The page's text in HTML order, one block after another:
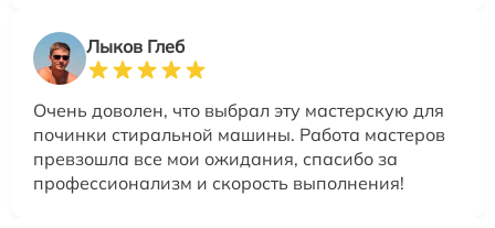
Лыков Глеб
Очень доволен, что выбрал эту мастерскую для
починки стиральной машины. Работа мастеров
превзошла все мои ожидания, спасибо за
профессионализм и скорость выполнения!